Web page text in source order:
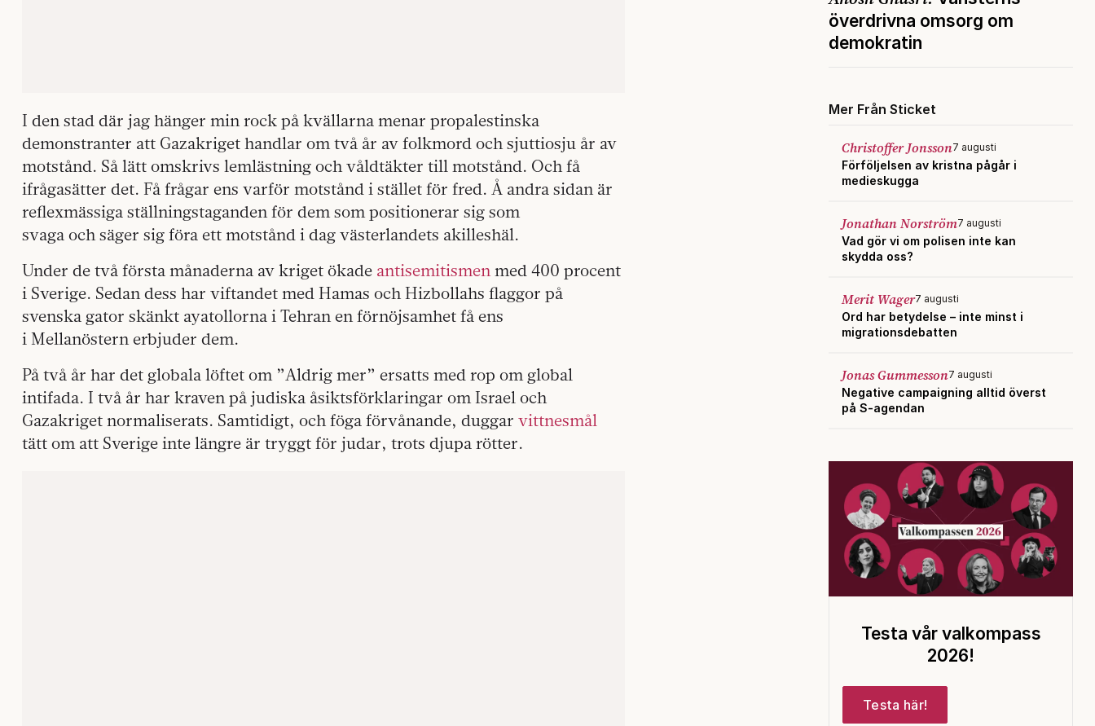
I den stad där jag hänger min rock på kvällarna menar propalestinska
demonstranter att Gazakriget handlar om två år av folkmord och sjuttiosju år av
motstånd. Så lätt omskrivs lemlästning och våldtäkter till motstånd. Och få
ifrågasätter det. Få frågar ens varför motstånd i stället för fred. Å andra sidan är
reflexmässiga ställningstaganden för dem som positionerar sig som
svaga och säger sig föra ett motstånd i dag västerlandets akilleshäl.
Under de två första månaderna av kriget ökade antisemitismen med 400 procent
i Sverige. Sedan dess har viftandet med Hamas och Hizbollahs flaggor på
svenska gator skänkt ayatollorna i Tehran en förnöjsamhet få ens
i Mellanöstern erbjuder dem.
På två år har det globala löftet om ”Aldrig mer” ersatts med rop om global
intifada. I två år har kraven på judiska åsiktsförklaringar om Israel och
Gazakriget normaliserats. Samtidigt, och föga förvånande, duggar vittnesmål
tätt om att Sverige inte längre är tryggt för judar, trots djupa rötter.
överdrivna omsorg om
demokratin
Mer Från Sticket
Christoffer Jonsson7 augusti
Förföljelsen av kristna pågår i
medieskugga
Jonathan Norström7 augusti
Vad gör vi om polisen inte kan
skydda oss?
Merit Wager7 augusti
Ord har betydelse – inte minst i
migrationsdebatten
Jonas Gummesson7 augusti
Negative campaigning alltid överst
på S-agendan
Testa vår valkompass
2026!
Testa här!